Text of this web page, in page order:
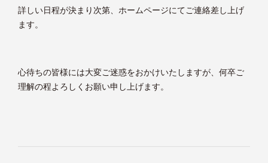
詳しい日程が決まり次第、ホームページにてご連絡差し上げ
ます。
心待ちの皆様には大変ご迷惑をおかけいたしますが、何卒ご
理解の程よろしくお願い申し上げます。